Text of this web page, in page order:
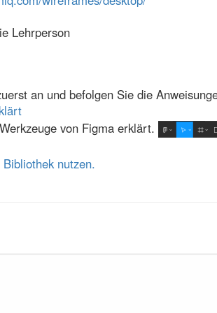
Lehrperson
an und befolgen Sie die
von Figma erklärt.
nutzen.